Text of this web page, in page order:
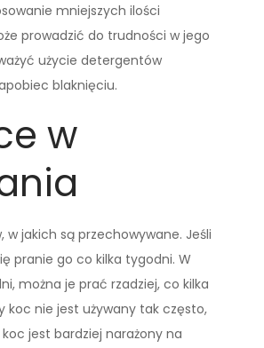
mniejszych ilości
prowadzić do trudności w jego
użycie detergentów
blaknięciu.
w
jakich są przechowywane. Jeśli
pranie go co kilka tygodni. W
można je prać rzadziej, co kilka
koc nie jest używany tak często,
jest bardziej narażony na